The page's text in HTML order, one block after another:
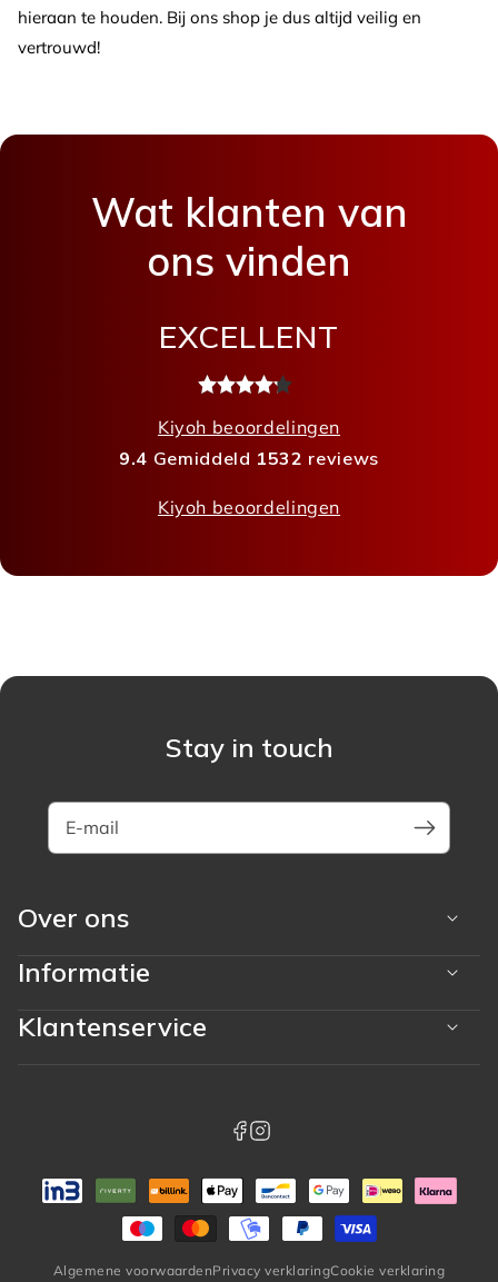
hieraan te houden. Bij ons shop je dus altijd veilig en
vertrouwd!
Wat klanten van
ons vinden
EXCELLENT
Kiyoh beoordelingen
9.4 Gemiddeld 1532 reviews
Kiyoh beoordelingen
Stay in touch
E-mail
Over ons
Informatie
Klantenservice
Algemene voorwaardenPrivacy verklaringCookie verklaring
facebook
instagram
whatsapp